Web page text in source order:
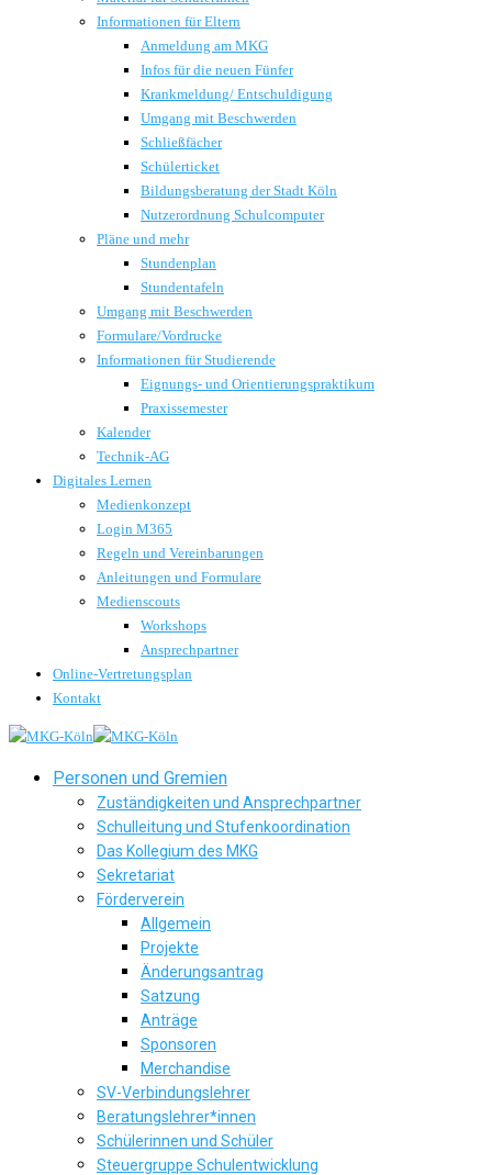
Informationen für Eltern
Anmeldung am MKG
Infos für die neuen Fünfer
Krankmeldung/ Entschuldigung
Umgang mit Beschwerden
Schließfächer
Schülerticket
Bildungsberatung der Stadt Köln
Nutzerordnung Schulcomputer
Pläne und mehr
Stundenplan
Stundentafeln
Umgang mit Beschwerden
Formulare/Vordrucke
Informationen für Studierende
Eignungs- und Orientierungspraktikum
Praxissemester
Kalender
Technik-AG
Digitales Lernen
Medienkonzept
Login M365
Regeln und Vereinbarungen
Anleitungen und Formulare
Medienscouts
Workshops
Ansprechpartner
Online-Vertretungsplan
Kontakt
Personen und Gremien
Zuständigkeiten und Ansprechpartner
Schulleitung und Stufenkoordination
Das Kollegium des MKG
Sekretariat
Förderverein
Allgemein
Projekte
Änderungsantrag
Satzung
Anträge
Sponsoren
Merchandise
SV-Verbindungslehrer
Beratungslehrer*innen
Schülerinnen und Schüler
Steuergruppe Schulentwicklung